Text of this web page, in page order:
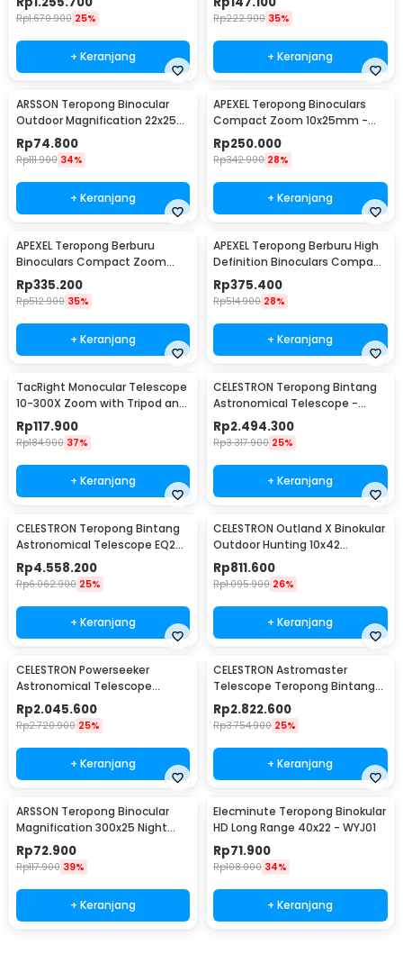
Rp1.670.900 25%
+ Keranjang
Rp222.900 35%
+ Keranjang
ARSSON Teropong Binocular
Outdoor Magnification 22x25
Waterproof - PMT
Rp74.800
Rp111.900 34%
+ Keranjang
APEXEL Teropong Binoculars
Compact Zoom 10x25mm -
APL-PB10X25N
Rp250.000
Rp342.900 28%
+ Keranjang
APEXEL Teropong Berburu
Binoculars Compact Zoom
10x42mm - APL-RB10X42
Rp335.200
Rp512.900 35%
+ Keranjang
APEXEL Teropong Berburu High
Definition Binoculars Compact
Zoom 12x42 - APL-RB12X42
Rp375.400
Rp514.900 28%
+ Keranjang
TacRight Monocular Telescope
10-300X Zoom with Tripod and
Clip - T-11
Rp117.900
Rp184.900 37%
+ Keranjang
CELESTRON Teropong Bintang
Astronomical Telescope -
Deluxe 80EQ
Rp2.494.300
Rp3.317.900 25%
+ Keranjang
CELESTRON Teropong Bintang
Astronomical Telescope EQ2
Mount 910/90mm - Deluxe
90EQ
Rp4.558.200
Rp6.062.900 25%
+ Keranjang
CELESTRON Outland X Binokular
Outdoor Hunting 10x42
Waterproof - 71347
Rp811.600
Rp1.095.900 26%
+ Keranjang
CELESTRON Powerseeker
Astronomical Telescope
Teropong 80mm - 80EQ
Rp2.045.600
Rp2.720.900 25%
+ Keranjang
CELESTRON Astromaster
Telescope Teropong Bintang
Astronomical - 130EQ
Rp2.822.600
Rp3.754.900 25%
+ Keranjang
ARSSON Teropong Binocular
Magnification 300x25 Night
Vision - XB821PP
Rp72.900
Rp117.900 39%
+ Keranjang
Elecminute Teropong Binokular
HD Long Range 40x22 - WYJ01
Rp71.900
Rp108.000 34%
+ Keranjang